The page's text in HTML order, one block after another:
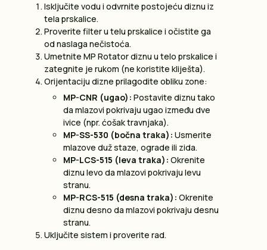
Isključite vodu i odvrnite postojeću diznu iz
tela prskalice.
Proverite filter u telu prskalice i očistite ga
od naslaga nečistoća.
Umetnite MP Rotator diznu u telo prskalice i
zategnite je rukom (ne koristite kliješta).
Orijentaciju dizne prilagodite obliku zone:
MP-CNR (ugao): Postavite diznu tako
da mlazovi pokrivaju ugao između dve
ivice (npr. ćošak travnjaka).
MP-SS-530 (bočna traka): Usmerite
mlazove duž staze, ograde ili zida.
MP-LCS-515 (leva traka): Okrenite
diznu levo da mlazovi pokrivaju levu
stranu.
MP-RCS-515 (desna traka): Okrenite
diznu desno da mlazovi pokrivaju desnu
stranu.
Uključite sistem i proverite rad.